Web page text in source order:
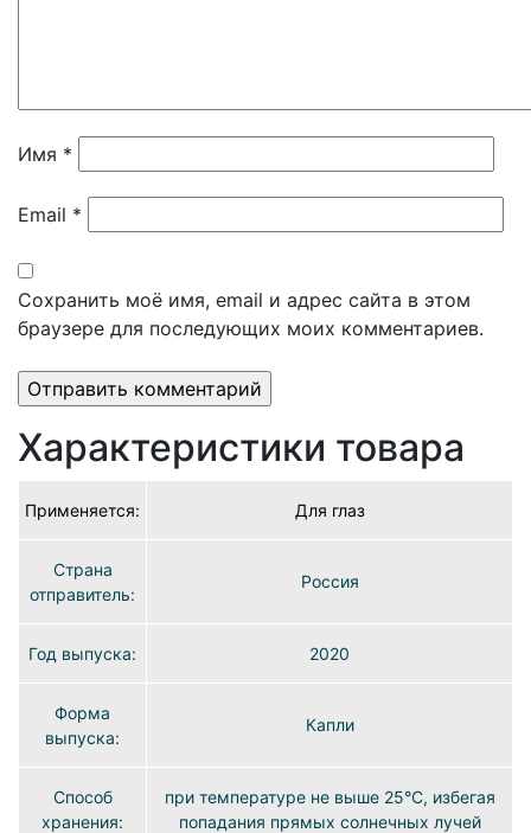
Имя *
Email *
Сохранить моё имя, email и адрес сайта в этом
браузере для последующих моих комментариев.
Характеристики товара
Применяется: Для глаз
Страна
отправитель:
Россия
Год выпуска: 2020
Форма
выпуска:
Капли
Способ
хранения:
при температуре не выше 25°C, избегая
попадания прямых солнечных лучей